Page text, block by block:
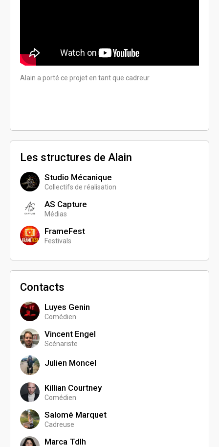
Alain a porté ce projet en tant que cadreur
Les structures de Alain
Studio Mécanique
Collectifs de réalisation
AS Capture
Médias
FrameFest
Festivals
Contacts
Luyes Genin
Comédien
Vincent Engel
Scénariste
Julien Moncel
Killian Courtney
Comédien
Salomé Marquet
Cadreuse
Marca Tdlh